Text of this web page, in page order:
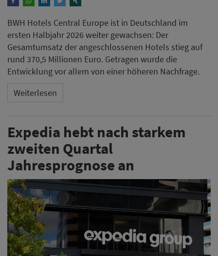
BWH Hotels Central Europe ist in Deutschland im
ersten Halbjahr 2026 weiter gewachsen: Der
Gesamtumsatz der angeschlossenen Hotels stieg auf
rund 370,5 Millionen Euro. Getragen wurde die
Entwicklung vor allem von einer höheren Nachfrage.
Weiterlesen
Expedia hebt nach starkem
zweiten Quartal
Jahresprognose an